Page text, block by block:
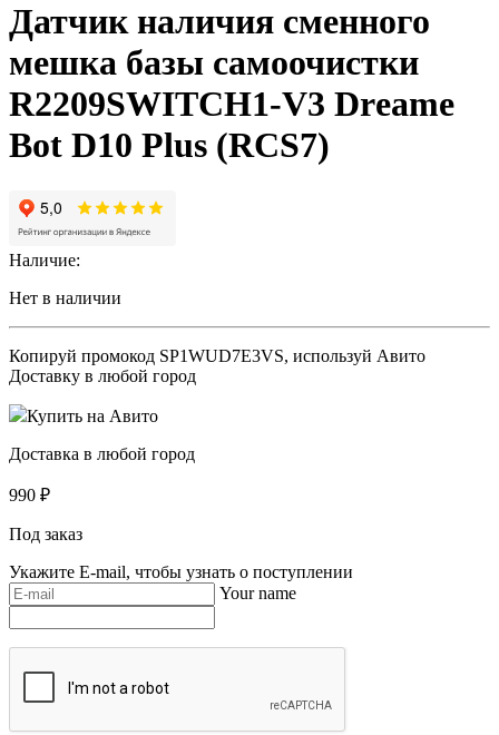
Датчик наличия сменного
мешка базы самоочистки
R2209SWITCH1-V3 Drеаmе
Воt D10 Рlus (RCS7)
Наличие:
Нет в наличии
Копируй промокод SP1WUD7E3VS, используй Авито
Доставку в любой город
Купить на Авито
Доставка в любой город
990 ₽
Под заказ
Укажите E-mail, чтобы узнать о поступлении
Your name